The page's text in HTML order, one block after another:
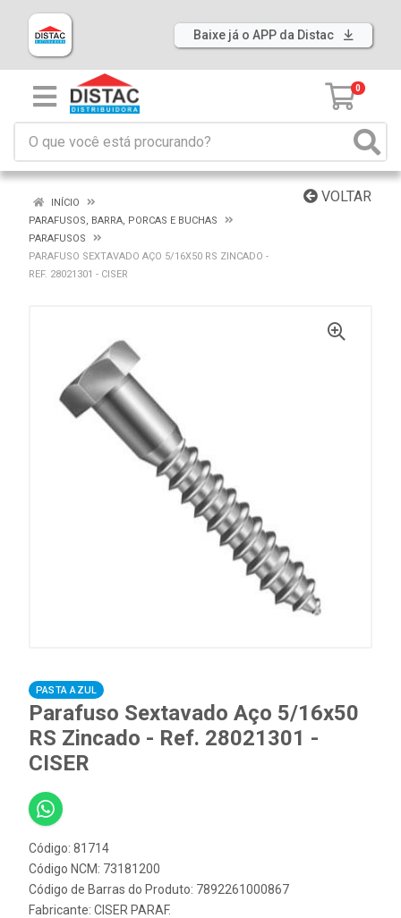
Baixe já o APP da Distac
0
VOLTAR
INÍCIO
PARAFUSOS, BARRA, PORCAS E BUCHAS
PARAFUSOS
PARAFUSO SEXTAVADO AÇO 5/16X50 RS ZINCADO -
REF. 28021301 - CISER
PASTA AZUL
Parafuso Sextavado Aço 5/16x50
RS Zincado - Ref. 28021301 -
CISER
Código: 81714
Código NCM: 73181200
Código de Barras do Produto: 7892261000867
Fabricante: CISER PARAF.